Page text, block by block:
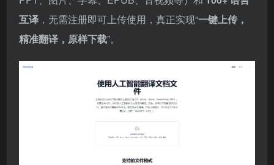
互译 ，无需注册即可上传使用，真正实现“一键上传，
精准翻译，原样下载”。